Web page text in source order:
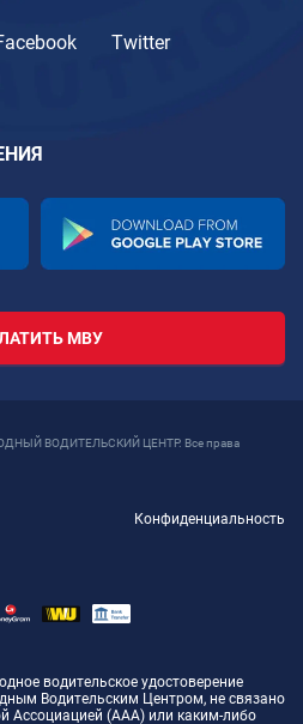
Twitter
МВУ
ВОДИТЕЛЬСКИЙ ЦЕНТР. Все права
Конфиденциальность
водительское удостоверение
Водительским Центром, не связано
Ассоциацией (AAA) или каким-либо